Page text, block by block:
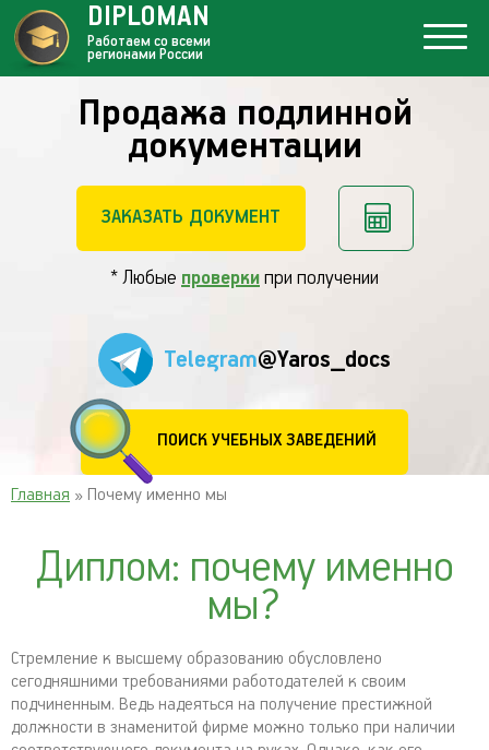
Продажа подлинной
документации
ЗАКАЗАТЬ ДОКУМЕНТ
* Любые проверки при получении
Telegram@Yaros_docs
ПОИСК УЧЕБНЫХ ЗАВЕДЕНИЙ
DIPLOMAN
Работаем со всеми
регионами России
Главная » Почему именно мы
Диплом: почему именно
мы?
Стремление к высшему образованию обусловлено
сегодняшними требованиями работодателей к своим
подчиненным. Ведь надеяться на получение престижной
должности в знаменитой фирме можно только при наличии